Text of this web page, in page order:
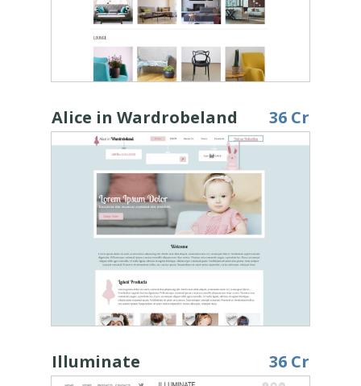
Alice in Wardrobeland 36 Cr
Illuminate 36 Cr